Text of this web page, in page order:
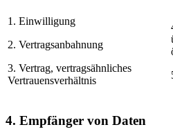
1. Einwilligung
2. Vertragsanbahnung
3. Vertrag, vertragsähnliches
Vertrauens­verhältnis
4. Empfänger von Daten